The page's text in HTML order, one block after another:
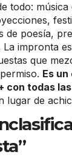
todo: música
de poesía,
impronta
que
Es
con todas
lugar de